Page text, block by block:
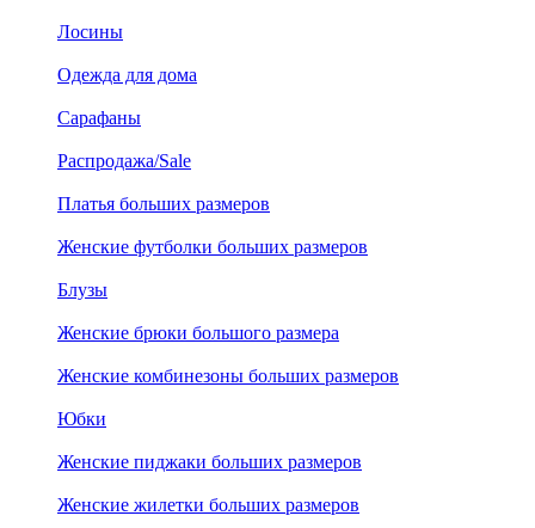
Лосины
Одежда для дома
Сарафаны
Распродажа/Sale
Платья больших размеров
Женские футболки больших размеров
Блузы
Женские брюки большого размера
Женские комбинезоны больших размеров
Юбки
Женские пиджаки больших размеров
Женские жилетки больших размеров